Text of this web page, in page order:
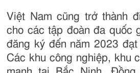
Việt Nam cũng trở thành
cho các tập đoàn đa quốc
đăng ký đến năm 2023
Các khu công nghiệp, khu